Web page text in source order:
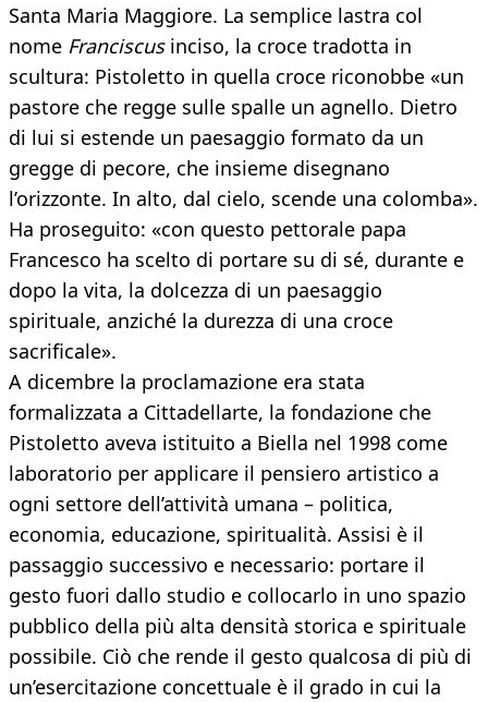
Santa Maria Maggiore. La semplice lastra col
nome Franciscusinciso, la croce tradotta in
scultura: Pistoletto in quella croce riconobbe «un
pastore che regge sulle spalle un agnello. Dietro
di lui si estende un paesaggio formato da un
gregge di pecore, che insieme disegnano
l’orizzonte. In alto, dal cielo, scende una colomba».
Ha proseguito: «con questo pettorale papa
Francesco ha scelto di portare su di sé, durante e
dopo la vita, la dolcezza di un paesaggio
spirituale, anziché la durezza di una croce
sacrificale».
A dicembre la proclamazione era stata
formalizzata a Cittadellarte, la fondazione che
Pistoletto aveva istituito a Biella nel 1998 come
laboratorio per applicare il pensiero artistico a
ogni settore dell’attività umana – politica,
economia, educazione, spiritualità. Assisi è il
passaggio successivo e necessario: portare il
gesto fuori dallo studio e collocarlo in uno spazio
pubblico della più alta densità storica e spirituale
possibile. Ciò che rende il gesto qualcosa di più di
un’esercitazione concettuale è il grado in cui la